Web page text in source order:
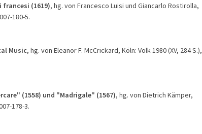
francesi (1619), hg. von Francesco Luisi und Giancarlo Rostirolla,
180-5.
Music, hg. von Eleanor F. McCrickard, Köln: Volk 1980 (XV, 284 S.),
(1558) und "Madrigale" (1567), hg. von Dietrich Kämper,
178-3.